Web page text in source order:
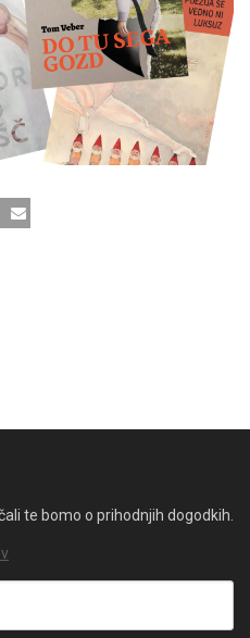
te bomo o prihodnjih dogodkih.